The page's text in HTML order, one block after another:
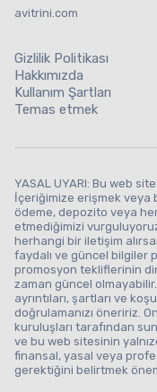
avitrini.com
Gizlilik Politikası
Hakkımızda
Kullanım Şartları
Temas etmek
YASAL UYARI: Bu web
İçeriğimize erişmek veya
ödeme, depozito veya
etmediğimizi
herhangi bir iletişim
faydalı ve güncel bilgiler
promosyon tekliflerinin
zaman güncel
ayrıntıları, şartları ve
doğrulamanızı öneririz.
kuruluşları tarafından
ve bu web sitesinin
finansal, yasal veya
gerektiğini belirtmek